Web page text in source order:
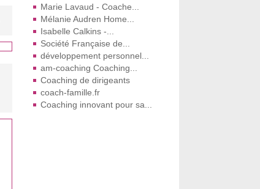
Marie Lavaud - Coache...
Mélanie Audren Home...
Isabelle Calkins -...
Société Française de...
développement personnel...
am-coaching Coaching...
Coaching de dirigeants
coach-famille.fr
Coaching innovant pour sa...